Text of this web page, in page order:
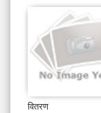
वितरण